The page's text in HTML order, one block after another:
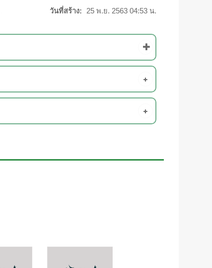
วันที่สร้าง: 25 พ.ย. 2563 04:53 น.